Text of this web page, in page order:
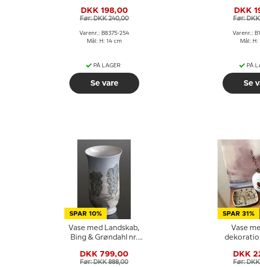
DKK 198,00
Før: DKK 240,00
Varenr.: B8375-254
Mål: H: 14 cm
PÅ LAGER
Se vare
DKK
Før:
Varenr.:
Mål: H:
PÅ
Se
SPAR 10%
Vase med Landskab,
Bing & Grøndahl nr.
DKK 799,00
Før: DKK 888,00
SPAR 31%
Vase
DKK
Før: